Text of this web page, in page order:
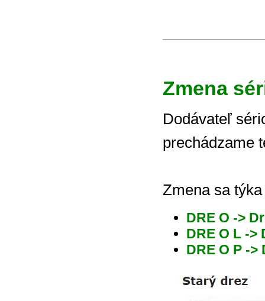
Zmena
Dodávateľ
prechádzame
Zmena sa
DRE O ->
DRE O L -
DRE O P -